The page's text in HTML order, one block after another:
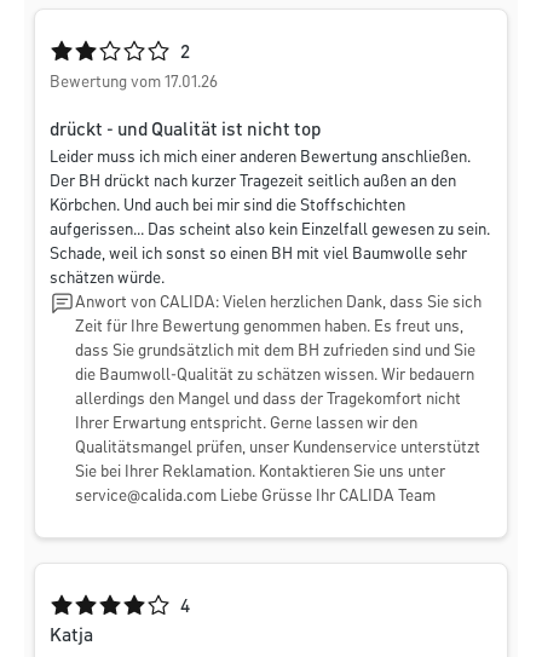
Durchschnittliche Bewertung von 2 von 5 Sternen
2
Bewertung vom 17.01.26
drückt - und Qualität ist nicht top
Leider muss ich mich einer anderen Bewertung anschließen.
Der BH drückt nach kurzer Tragezeit seitlich außen an den
Körbchen. Und auch bei mir sind die Stoffschichten
aufgerissen... Das scheint also kein Einzelfall gewesen zu sein.
Schade, weil ich sonst so einen BH mit viel Baumwolle sehr
schätzen würde.
Anwort von CALIDA: Vielen herzlichen Dank, dass Sie sich
Zeit für Ihre Bewertung genommen haben. Es freut uns,
dass Sie grundsätzlich mit dem BH zufrieden sind und Sie
die Baumwoll-Qualität zu schätzen wissen. Wir bedauern
allerdings den Mangel und dass der Tragekomfort nicht
Ihrer Erwartung entspricht. Gerne lassen wir den
Qualitätsmangel prüfen, unser Kundenservice unterstützt
Sie bei Ihrer Reklamation. Kontaktieren Sie uns unter
service@calida.com Liebe Grüsse Ihr CALIDA Team
Durchschnittliche Bewertung von 4 von 5 Sternen
4
Katja